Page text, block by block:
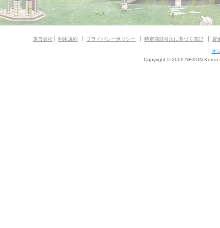
運営会社 利用規約 プライバシーポリシー 特定商取引法に基づく表記 資
オ
Copyright © 2009 NEXON Korea